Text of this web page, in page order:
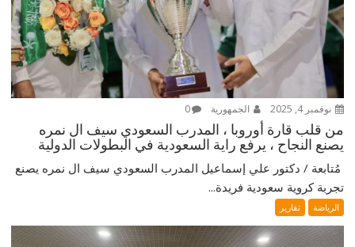
نوفمبر 4, 2025 الجمهورية 0
من قلب قارة أوروبا ، المدرب السعودي سيف ال نمره
يصنع النجاح ، يرفع راية السعودية في البطولات الدولية
‎ مُتابعة / دكتور علي إسماعيل ‎المدرب السعودي سيف ال نمره يصنع
تجربة كروية سعودية فريدة...
الرياضة تقارير